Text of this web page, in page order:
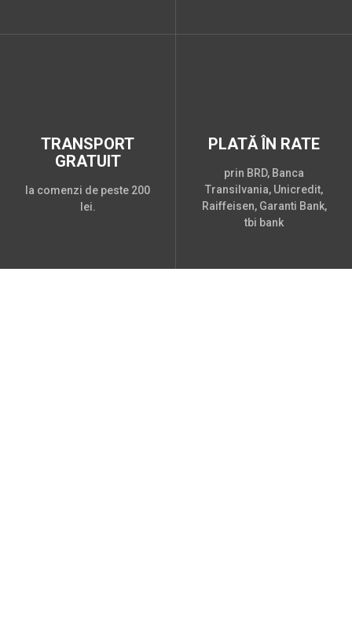
TRANSPORT
GRATUIT
la comenzi de peste 200
lei.
PLATĂ ÎN RATE
prin BRD, Banca
Transilvania, Unicredit,
Raiffeisen, Garanti Bank,
tbi bank